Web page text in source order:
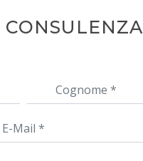
CONSULENZA